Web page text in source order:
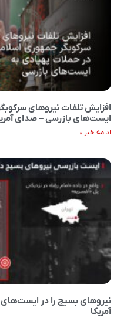
افزایش تلفات نیروهای
ایست‌های بازرسی – صدای
ادامه خبر »
نیروهای بسیج را در
آمریکا